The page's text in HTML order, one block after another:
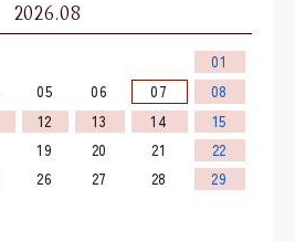
2026.08
01
05 06 07
08
12 13 14
15
19 20 21
22
26 27 28
29